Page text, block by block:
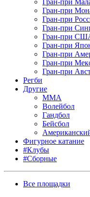
Гран-при
Гран-при
Гран-при
Гран-при
Гран-при
Гран-при
Гран-при
Гран-при
Гран-при
Регби
Другие
MMA
Волейбол
Гандбол
Бейсбол
Фигурное катание
#Клубы
#Сборные
Все площадки